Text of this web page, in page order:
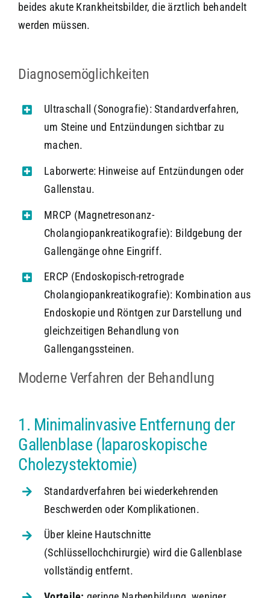
beides akute Krankheitsbilder, die ärztlich behandelt
werden müssen.
Diagnosemöglichkeiten
Ultraschall (Sonografie): Standardverfahren,
um Steine und Entzündungen sichtbar zu
machen.
Laborwerte: Hinweise auf Entzündungen oder
Gallenstau.
MRCP (Magnetresonanz-
Cholangiopankreatikografie): Bildgebung der
Gallengänge ohne Eingriff.
ERCP (Endoskopisch-retrograde
Cholangiopankreatikografie): Kombination aus
Endoskopie und Röntgen zur Darstellung und
gleichzeitigen Behandlung von
Gallengangssteinen.
Moderne Verfahren der Behandlung
1. Minimalinvasive Entfernung der
Gallenblase (laparoskopische
Cholezystektomie)
Standardverfahren bei wiederkehrenden
Beschwerden oder Komplikationen.
Über kleine Hautschnitte
(Schlüssellochchirurgie) wird die Gallenblase
vollständig entfernt.